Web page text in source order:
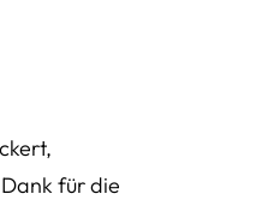
für die